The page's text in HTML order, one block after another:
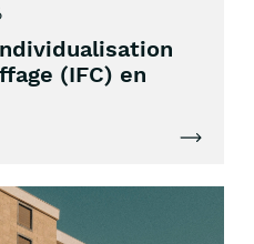
(IFC) en
Lire